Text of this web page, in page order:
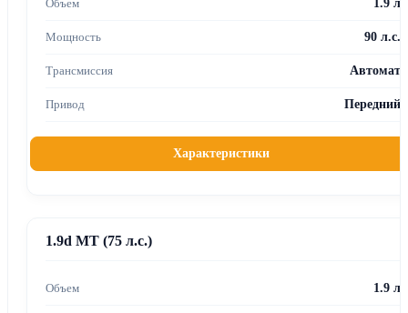
1.9 л
90 л.с.
Автомат
Передний
Характеристики
1.9d MT (75 л.с.)
1.9 л